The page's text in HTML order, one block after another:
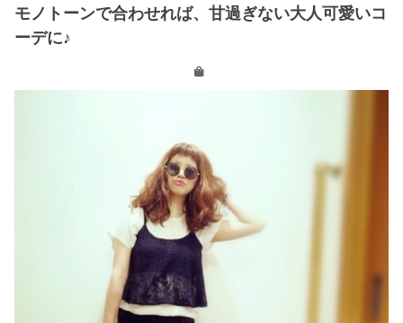
モノトーンで合わせれば、甘過ぎない大人可愛いコ
ーデに♪